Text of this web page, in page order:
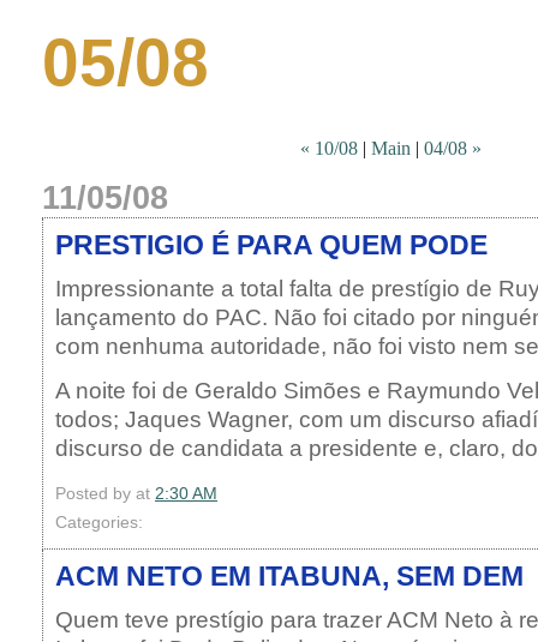
05/08
« 10/08 | Main | 04/08 »
11/05/08
PRESTIGIO É PARA QUEM PODE
Impressionante a total falta de prestígio de
lançamento do PAC. Não foi citado por
com nenhuma autoridade, não foi visto nem
A noite foi de Geraldo Simões e Raymundo
todos; Jaques Wagner, com um discurso
discurso de candidata a presidente e, claro,
Posted by at 2:30 AM
Categories:
ACM NETO EM ITABUNA, SEM DEM
Quem teve prestígio para trazer ACM Neto à